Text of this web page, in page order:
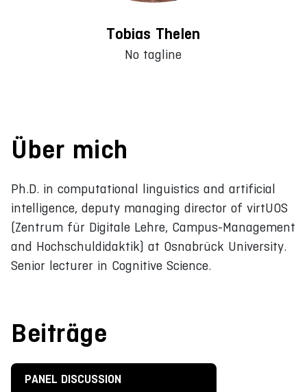
Tobias Thelen
No tagline
Über mich
Ph.D. in computational linguistics and artificial
intelligence, deputy managing director of virtUOS
(Zentrum für Digitale Lehre, Campus-Management
and Hochschuldidaktik) at Osnabrück University.
Senior lecturer in Cognitive Science.
Beiträge
PANEL DISCUSSION